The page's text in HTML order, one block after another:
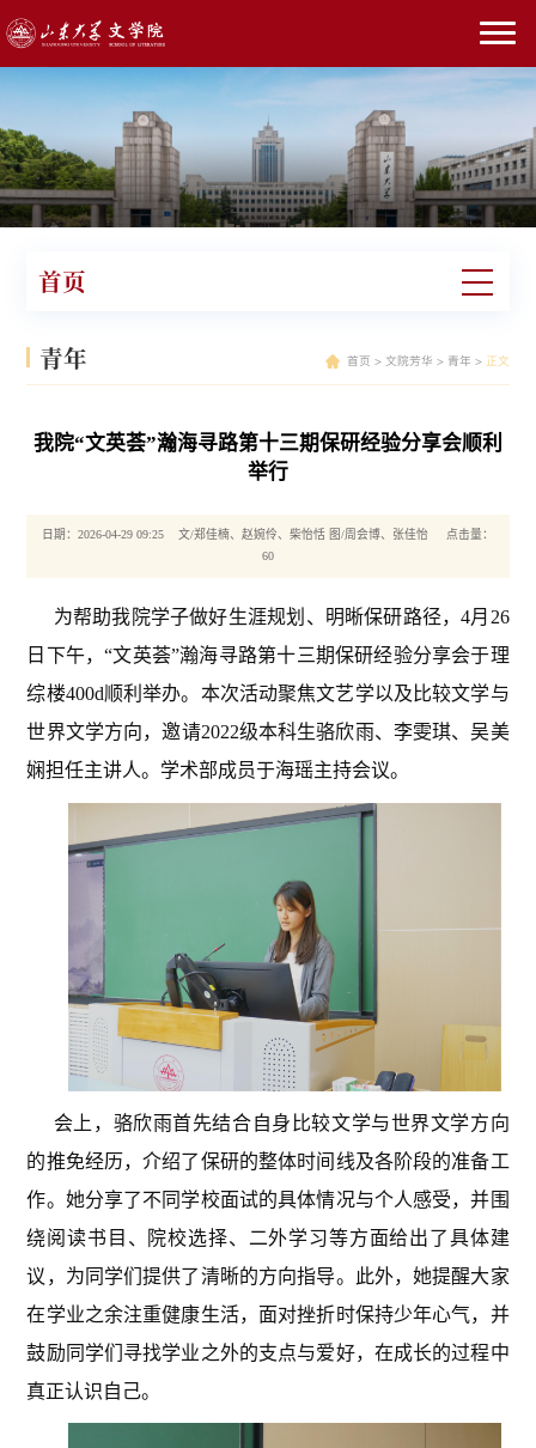
首页
青年 首页 > 文院芳华 > 青年 > 正文
我院“文英荟”瀚海寻路第十三期保研经验分享会顺利
举行
日期：2026-04-29 09:25 文/郑佳楠、赵婉伶、柴怡恬 图/周会博、张佳怡 点击量：
60
为帮助我院学子做好生涯规划、明晰保研路径，4月26
日下午，“文英荟”瀚海寻路第十三期保研经验分享会于理
综楼400d顺利举办。本次活动聚焦文艺学以及比较文学与
世界文学方向，邀请2022级本科生骆欣雨、李雯琪、吴美
娴担任主讲人。学术部成员于海瑶主持会议。
会上，骆欣雨首先结合自身比较文学与世界文学方向
的推免经历，介绍了保研的整体时间线及各阶段的准备工
作。她分享了不同学校面试的具体情况与个人感受，并围
绕阅读书目、院校选择、二外学习等方面给出了具体建
议，为同学们提供了清晰的方向指导。此外，她提醒大家
在学业之余注重健康生活，面对挫折时保持少年心气，并
鼓励同学们寻找学业之外的支点与爱好，在成长的过程中
真正认识自己。